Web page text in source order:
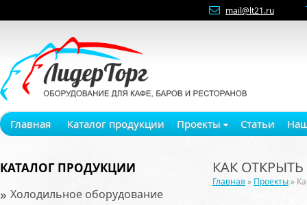
mail@lt21.ru
Главная Каталог продукции Проекты Статьи
КАТАЛОГ ПРОДУКЦИИ
» Холодильное оборудование
КАК
Главная » Проекты »